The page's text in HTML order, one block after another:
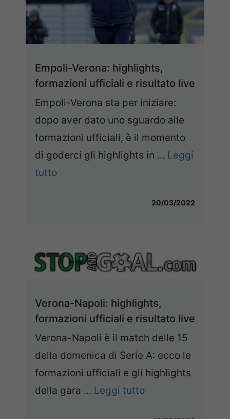
Empoli-Verona: highlights,
formazioni ufficiali e risultato live
Empoli-Verona sta per iniziare:
dopo aver dato uno sguardo alle
formazioni ufficiali, è il momento
di goderci gli highlights in ... Leggi
tutto
20/03/2022
Verona-Napoli: highlights,
formazioni ufficiali e risultato live
Verona-Napoli è il match delle 15
della domenica di Serie A: ecco le
formazioni ufficiali e gli highlights
della gara ... Leggi tutto